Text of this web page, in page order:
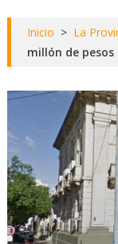
Inicio > La
millón de